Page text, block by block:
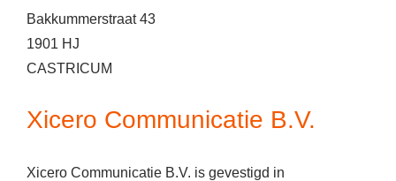
Bakkummerstraat 43
1901 HJ
CASTRICUM
Xicero Communicatie B.V.
Xicero Communicatie B.V. is gevestigd in